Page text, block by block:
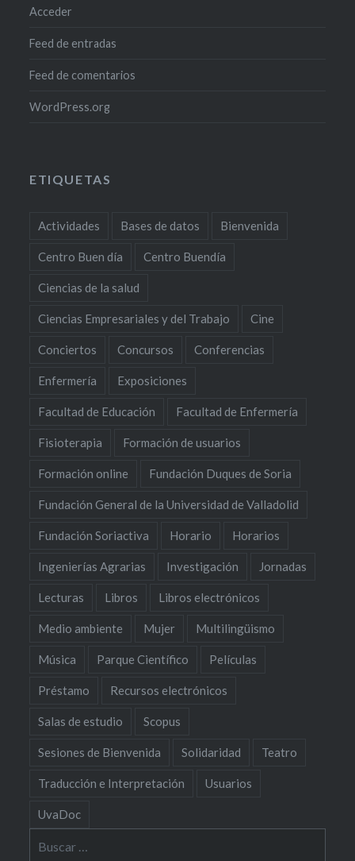
Acceder
Feed de entradas
Feed de comentarios
WordPress.org
ETIQUETAS
Actividades Bases de datos Bienvenida
Centro Buen día Centro Buendía
Ciencias de la salud
Ciencias Empresariales y del Trabajo Cine
Conciertos Concursos Conferencias
Enfermería Exposiciones
Facultad de Educación Facultad de Enfermería
Fisioterapia Formación de usuarios
Formación online Fundación Duques de Soria
Fundación General de la Universidad de Valladolid
Fundación Soriactiva Horario Horarios
Ingenierías Agrarias Investigación Jornadas
Lecturas Libros Libros electrónicos
Medio ambiente Mujer Multilingüismo
Música Parque Científico Películas
Préstamo Recursos electrónicos
Salas de estudio Scopus
Sesiones de Bienvenida Solidaridad Teatro
Traducción e Interpretación Usuarios
UvaDoc